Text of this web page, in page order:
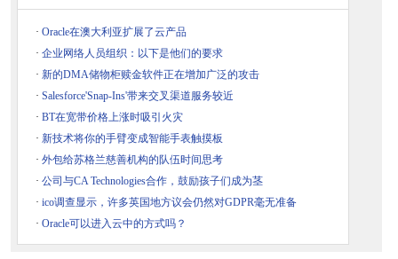
· Oracle在澳大利亚扩展了云产品
· 企业网络人员组织：以下是他们的要求
· 新的DMA储物柜赎金软件正在增加广泛的攻击
· Salesforce'Snap-Ins'带来交叉渠道服务较近
· BT在宽带价格上涨时吸引火灾
· 新技术将你的手臂变成智能手表触摸板
· 外包给苏格兰慈善机构的队伍时间思考
· 公司与CA Technologies合作，鼓励孩子们成为茎
· ico调查显示，许多英国地方议会仍然对GDPR毫无准备
· Oracle可以进入云中的方式吗？